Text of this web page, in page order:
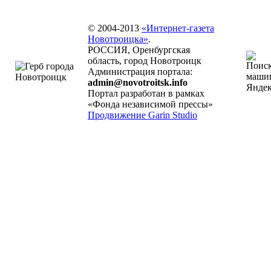
© 2004-2013 «Интернет-газета
Новотроицка».
РОССИЯ, Оренбургская
область, город Новотроицк
Администрация портала:
admin@novotroitsk.info
Портал разработан в рамках
«Фонда независимой прессы»
Продвижение Garin Studio